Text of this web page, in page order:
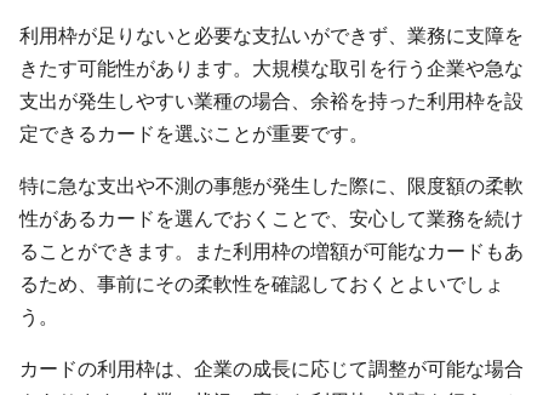
利用枠が足りないと必要な支払いができず、業務に支障を
きたす可能性があります。大規模な取引を行う企業や急な
支出が発生しやすい業種の場合、余裕を持った利用枠を設
定できるカードを選ぶことが重要です。
特に急な支出や不測の事態が発生した際に、限度額の柔軟
性があるカードを選んでおくことで、安心して業務を続け
ることができます。また利用枠の増額が可能なカードもあ
るため、事前にその柔軟性を確認しておくとよいでしょ
う。
カードの利用枠は、企業の成長に応じて調整が可能な場合